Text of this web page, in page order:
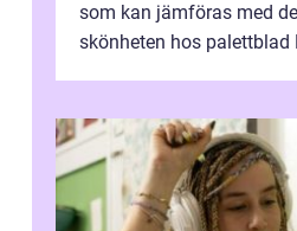
som kan jämföras med
skönheten hos palettblad